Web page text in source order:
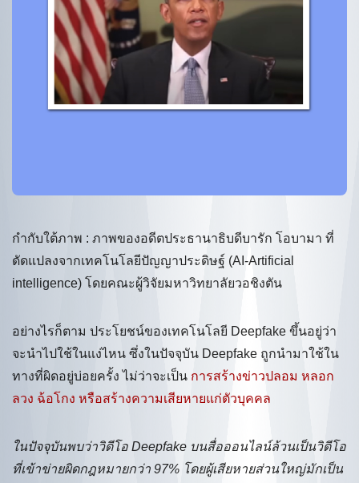
กำกับใต้ภาพ : ภาพของอดีตประธานาธิบดีบารัก โอบามา ที่
ดัดแปลงจากเทคโนโลยีปัญญาประดิษฐ์ (AI-Artificial
intelligence) โดยคณะผู้วิจัยมหาวิทยาลัยวอชิงตัน
อย่างไรก็ตาม ประโยชน์ของเทคโนโลยี Deepfake ขึ้นอยู่ว่า
จะนำไปใช้ในแง่ไหน ซึ่งในปัจจุบัน Deepfake ถูกนำมาใช้ใน
ทางที่ผิดอยู่บ่อยครั้ง ไม่ว่าจะเป็น การสร้างข่าวปลอม หลอก
ลวง ฉ้อโกง หรือสร้างความเสียหายแก่ตัวบุคคล
ในปัจจุบันพบว่าวิดีโอ Deepfake บนสื่อออนไลน์ล้วนเป็นวิดีโอ
ที่เข้าข่ายผิดกฎหมายกว่า 97% โดยผู้เสียหายส่วนใหญ่มักเป็น